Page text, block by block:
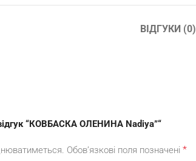
ВІДГУКИ (0)
“КОВБАСКА ОЛЕНИНА Nadiya”“
Обов’язкові поля позначені *